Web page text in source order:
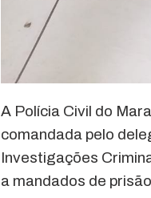
A Polícia Civil do
comandada pelo
Investigações
a mandados de